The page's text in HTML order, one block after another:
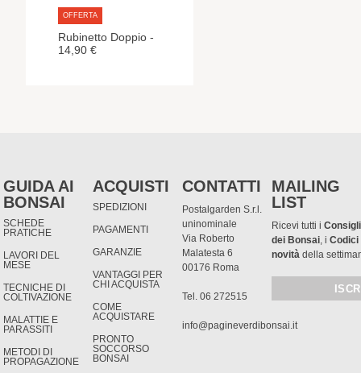
OFFERTA
Rubinetto Doppio -
14,90 €
GUIDA AI
BONSAI
SCHEDE
PRATICHE
LAVORI DEL
MESE
TECNICHE DI
COLTIVAZIONE
MALATTIE E
PARASSITI
METODI DI
PROPAGAZIONE
ACQUISTI
SPEDIZIONI
PAGAMENTI
GARANZIE
VANTAGGI PER
CHI ACQUISTA
COME
ACQUISTARE
PRONTO
SOCCORSO
BONSAI
CONTATTI
Postalgarden S.r.l.
uninominale
Via Roberto
Malatesta 6
00176 Roma
Tel. 06 272515
info@pagineverdibonsai.it
MAILING
LIST
Ricevi tutti i
dei Bonsai, iCodici
novità della